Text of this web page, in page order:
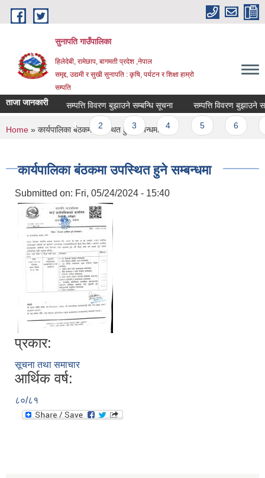
Skip to main content
सुनापति गाउँपालिका
हिलेदेबी, रामेछाप, बागमती प्रदेश ,नेपाल
समृद्द, उद्यमी र सुखी सुनापति : कृषि, पर्यटन र शिक्षा हाम्रो
सम्पति
ताजा जानकारी सम्पत्ति विवरण बुझाउने सम्बन्धि सूचना सम्पत्ति विवरण बुझाउने
Pages
1 2 3 4
You are here
Home » कार्यपालिका बंठकमा उपस्थित हुने सम्बन्धमा
कार्यपालिका बंठकमा उपस्थित हुने सम्बन्धमा
Submitted on: Fri, 05/24/2024 - 15:40
प्रकार:
सूचना तथा समाचार
आर्थिक वर्ष:
८०/८१